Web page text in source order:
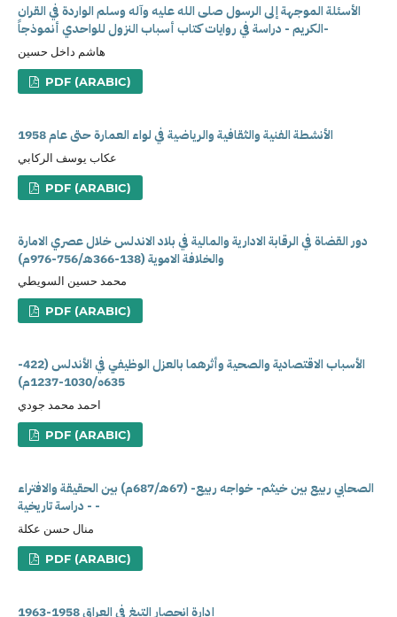
الأسئلة الموجهة إلى الرسول صلى الله عليه وآله وسلم الواردة في القران
الكريم - دراسة في روايات كتاب أسباب النزول للواحدي أنموذجاً-
هاشم داخل حسين
PDF (ARABIC)
الأنشطة الفنية والثقافية والرياضية في لواء العمارة حتى عام 1958
عكاب يوسف الركابي
PDF (ARABIC)
دور القضاة في الرقابة الادارية والمالية في بلاد الاندلس خلال عصري الامارة
والخلافة الاموية (138-366هـ/756-976م)
محمد حسين السويطي
PDF (ARABIC)
الأسباب الاقتصادية والصحية وأثرهما بالعزل الوظيفي في الأندلس (422-
635ه/1030-1237م)
احمد محمد جودي
PDF (ARABIC)
الصحابي ربيع بين خيثم- خواجه ربيع- (67هـ/687م) بين الحقيقة والافتراء
- دراسة تاريخية -
منال حسن عكلة
PDF (ARABIC)
إدارة انحصار التبغ في العراق 1958-1963